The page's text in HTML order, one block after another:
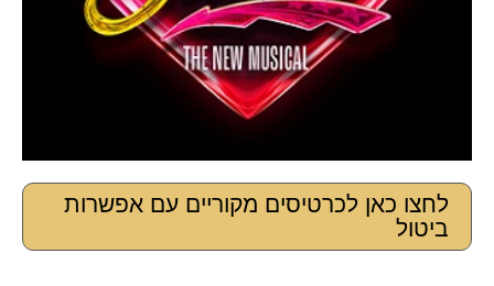
לחצו כאן לכרטיסים מקוריים עם אפשרות
ביטול